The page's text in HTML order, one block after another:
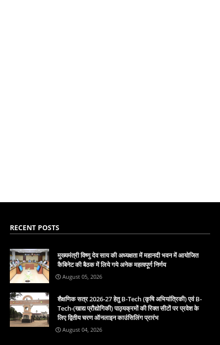
RECENT POSTS
मुख्यमंत्री विष्णु देव साय की अध्यक्षता में महानदी भवन में आयोजित
कैबिनेट की बैठक में लिये गये अनेक महत्वपूर्ण निर्णय
August 05, 2026
शैक्षणिक सत्र 2026-27 हेतु B-Tech (कृषि अभियांत्रिकी) एवं B-
Tech-(खाद्य प्रौद्योगिकी) पाठ्यक्रमों की रिक्त सीटों पर प्रवेश के
लिए द्वितीय चरण ऑनलाइन काउंसिलिंग प्रारंभ
August 04, 2026